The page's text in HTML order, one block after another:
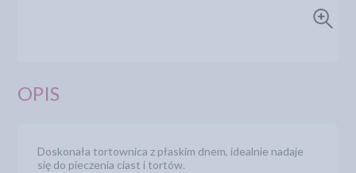
OPIS
Doskonała tortownica z płaskim dnem, idealnie nadaje
się do pieczenia ciast i tortów.